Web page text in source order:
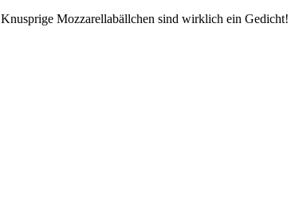
Knusprige Mozzarellabällchen sind wirklich ein Gedicht!